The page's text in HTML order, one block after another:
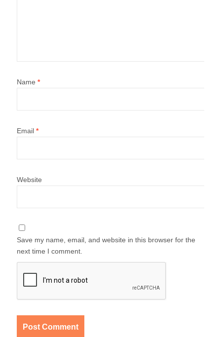
Name *
Email *
Website
Save my name, email, and website in this browser for the
next time I comment.